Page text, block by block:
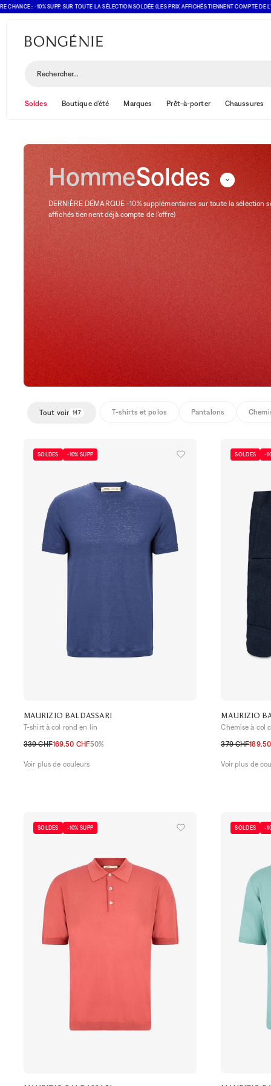
: -10% SUPP. SUR TOUTE LA SÉLECTION SOLDÉE (LES PRIX AFFICHÉS TIENNENT COMPTE DE L'OFFRE)
Soldes
Rechercher...
Soldes Boutique d'été Marques Prêt-à-porter Chaussures
HommeSoldes
DERNIÈRE DÉMARQUE -10% supplémentaires sur toute la sélection
affichés tiennent déjà compte de l'offre)
Tout voir 147 T-shirts et polos Pantalons
SOLDES -10% SUPP
MAURIZIO BALDASSARI
T-shirt à col rond en lin
339 CHF169.50 CHF50%
Voir plus de couleurs
SOLDES -
MAURIZIO
Chemise à col
379 CHF
Voir plus de
SOLDES -10% SUPP SOLDES -